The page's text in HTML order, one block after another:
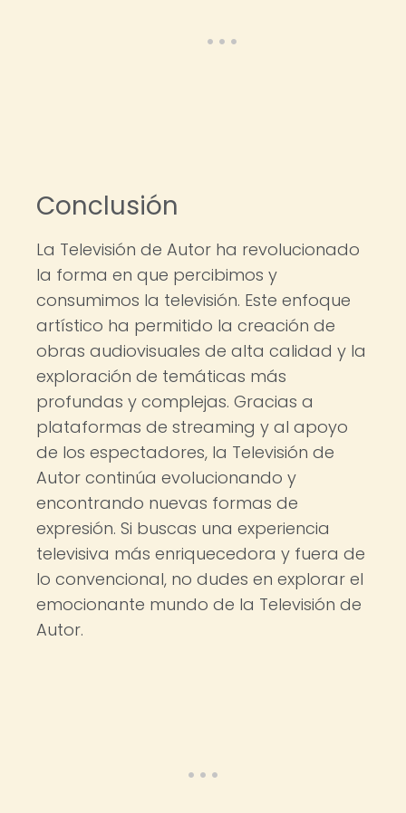
Conclusión
La Televisión de Autor ha revolucionado
la forma en que percibimos y
consumimos la televisión. Este enfoque
artístico ha permitido la creación de
obras audiovisuales de alta calidad y la
exploración de temáticas más
profundas y complejas. Gracias a
plataformas de streaming y al apoyo
de los espectadores, la Televisión de
Autor continúa evolucionando y
encontrando nuevas formas de
expresión. Si buscas una experiencia
televisiva más enriquecedora y fuera de
lo convencional, no dudes en explorar el
emocionante mundo de la Televisión de
Autor.